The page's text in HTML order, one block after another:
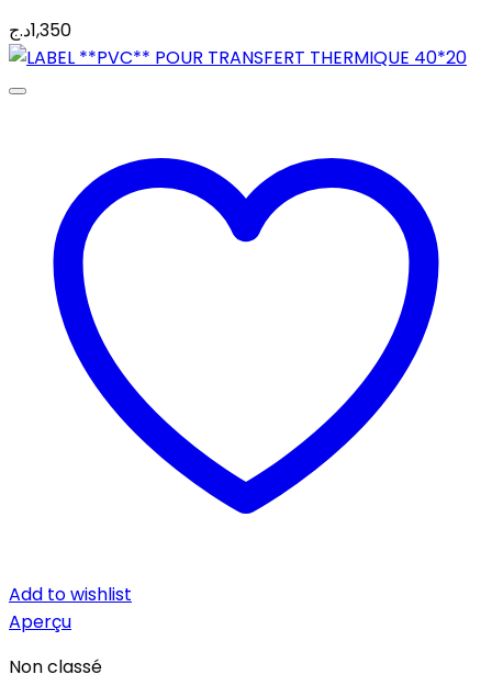
1,350د.ج
Add to wishlist
Aperçu
Non classé